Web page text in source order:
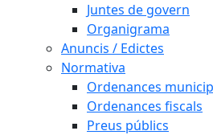
Juntes de govern
Organigrama
Anuncis / Edictes
Normativa
Ordenances
Ordenances fiscals
Preus públics